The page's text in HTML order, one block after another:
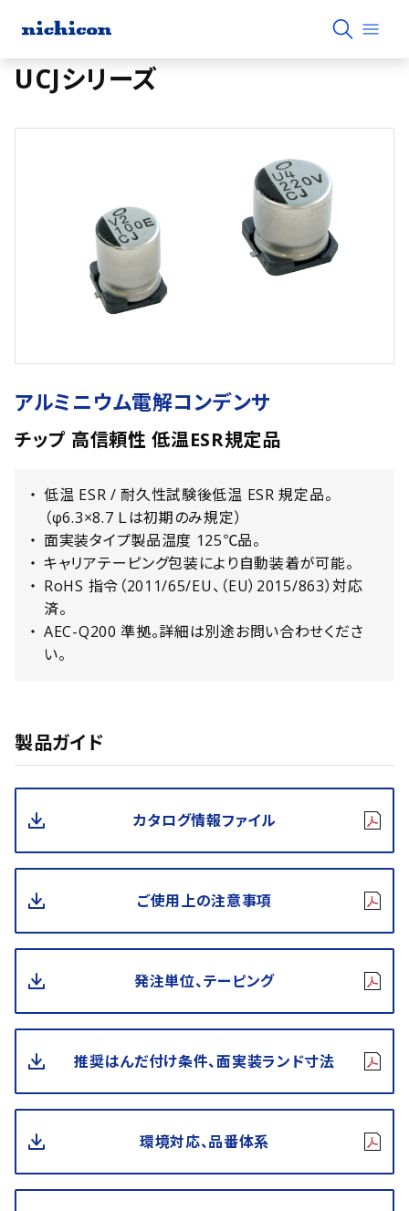
UCJシリーズ
アルミニウム電解コンデンサ
チップ 高信頼性 低温ESR規定品
低温 ESR / 耐久性試験後低温 ESR 規定品。
（φ6.3×8.7 Ｌは初期のみ規定）
面実装タイプ製品温度 125℃品。
キャリアテーピング包装により自動装着が可能。
RoHS 指令（2011/65/EU、（EU）2015/863）対応
済。
AEC-Q200 準拠。詳細は別途お問い合わせくださ
い。
製品ガイド
カタログ情報ファイル
ご使用上の注意事項
発注単位、テーピング
推奨はんだ付け条件、面実装ランド寸法
環境対応、品番体系